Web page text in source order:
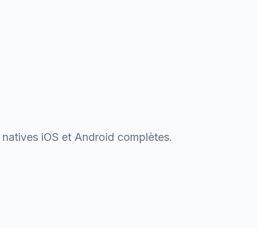
iOS et Android complètes.